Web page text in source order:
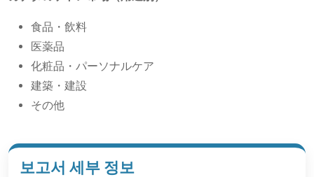
食品・飲料
医薬品
化粧品・パーソナルケア
建築・建設
その他
보고서 세부 정보